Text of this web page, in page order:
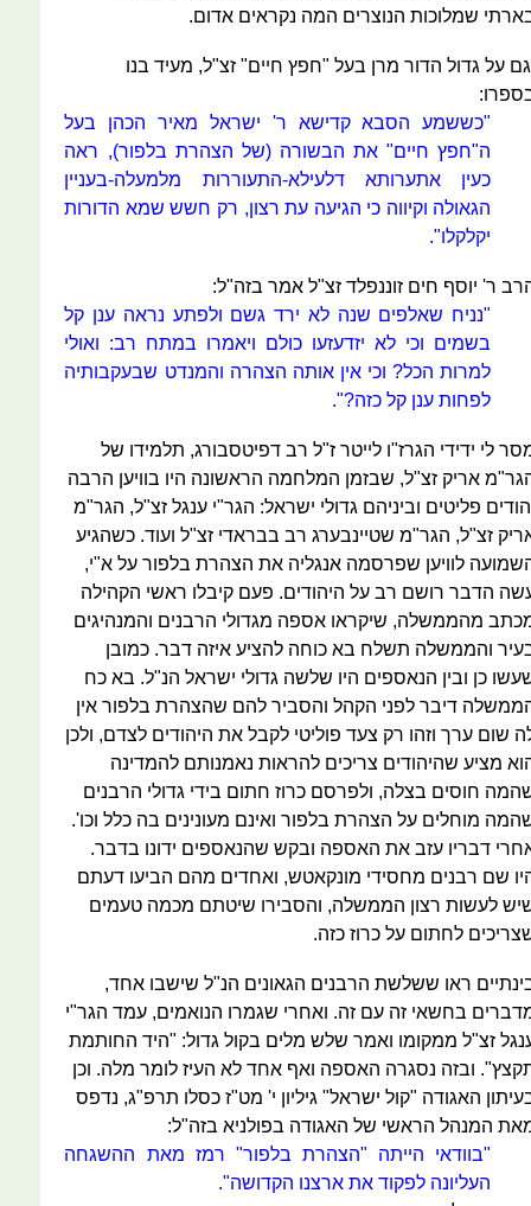
שמלוכות הנוצרים המה נקראים אדום.
על גדול הדור מרן בעל "חפץ חיים" זצ"ל, מעיד בנו
"כששמע הסבא קדישא ר' ישראל מאיר הכהן בעל
ה"חפץ חיים" את הבשורה (של הצהרת בלפור), ראה
כעין אתערותא דלעילא-התעוררות מלמעלה-בעניין
הגאולה וקיווה כי הגיעה עת רצון, רק חשש שמא הדורות
יקלקלו".
ר' יוסף חים זוננפלד זצ"ל אמר בזה"ל:
"נניח שאלפים שנה לא ירד גשם ולפתע נראה ענן קל
בשמים וכי לא יזדעזעו כולם ויאמרו במתח רב: ואולי
למרות הכל? וכי אין אותה הצהרה והמנדט שבעקבותיה
לפחות ענן קל כזה?".
לי ידידי הגרז"ו לייטר ז"ל רב דפיטסבורג, תלמידו של
אריק זצ"ל, שבזמן המלחמה הראשונה היו בוויען הרבה
פליטים וביניהם גדולי ישראל: הגר"י ענגל זצ"ל, הגר"מ
זצ"ל, הגר"מ שטיינבערג רב בבראדי זצ"ל ועוד. כשהגיע
לוויען שפרסמה אנגליה את הצהרת בלפור על א"י,
הדבר רושם רב על היהודים. פעם קיבלו ראשי הקהילה
מהממשלה, שיקראו אספה מגדולי הרבנים והמנהיגים
והממשלה תשלח בא כוחה להציע איזה דבר. כמובן
כן ובין הנאספים היו שלשה גדולי ישראל הנ"ל. בא כח
דיבר לפני הקהל והסביר להם שהצהרת בלפור אין
שום ערך וזהו רק צעד פוליטי לקבל את היהודים לצדם, ולכן
מציע שהיהודים צריכים להראות נאמנותם להמדינה
חוסים בצלה, ולפרסם כרוז חתום בידי גדולי הרבנים
מוחלים על הצהרת בלפור ואינם מעונינים בה כלל וכו'.
דבריו עזב את האספה ובקש שהנאספים ידונו בדבר.
שם רבנים מחסידי מונקאטש, ואחדים מהם הביעו דעתם
לעשות רצון הממשלה, והסבירו שיטתם מכמה טעמים
לחתום על כרוז כזה.
ראו ששלשת הרבנים הגאונים הנ"ל שישבו אחד,
בחשאי זה עם זה. ואחרי שגמרו הנואמים, עמד הגר"י
זצ"ל ממקומו ואמר שלש מלים בקול גדול: "היד החותמת
ובזה נסגרה האספה ואף אחד לא העיז לומר מלה. וכן
האגודה "קול ישראל" גיליון י' מט"ז כסלו תרפ"ג, נדפס
המנהל הראשי של האגודה בפולניא בזה"ל:
"בוודאי הייתה "הצהרת בלפור" רמז מאת ההשגחה
העליונה לפקוד את ארצנו הקדושה".